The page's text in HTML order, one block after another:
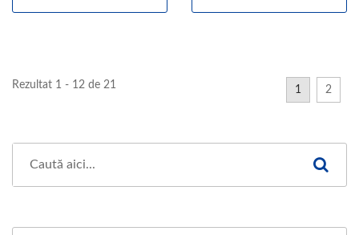
Rezultat 1 - 12 de 21 1 2